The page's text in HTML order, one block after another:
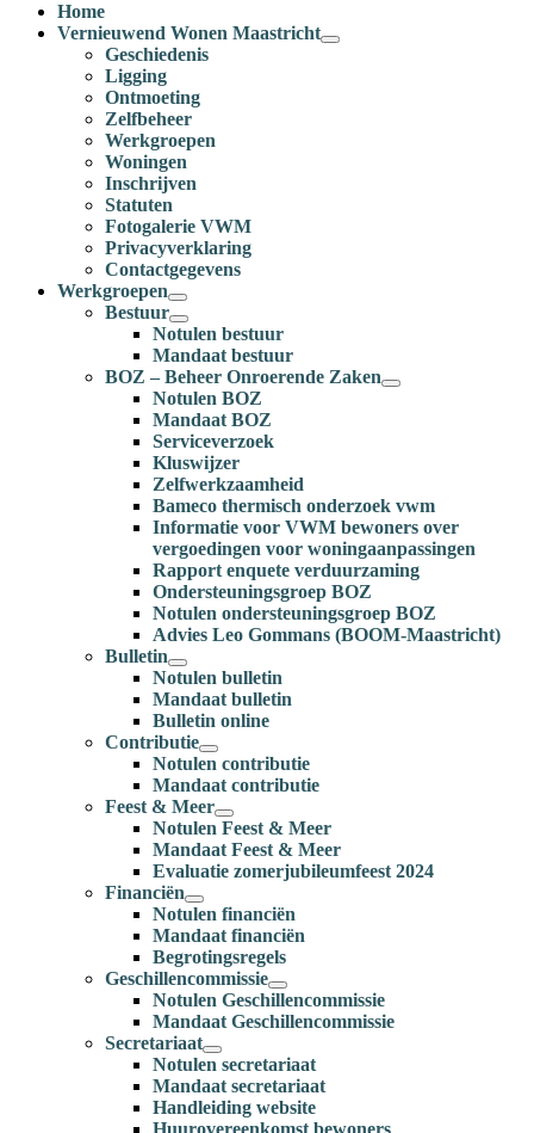
Home
Vernieuwend Wonen Maastricht
Geschiedenis
Ligging
Ontmoeting
Zelfbeheer
Werkgroepen
Woningen
Inschrijven
Statuten
Fotogalerie VWM
Privacyverklaring
Contactgegevens
Werkgroepen
Bestuur
Notulen bestuur
Mandaat bestuur
BOZ – Beheer Onroerende Zaken
Notulen BOZ
Mandaat BOZ
Serviceverzoek
Kluswijzer
Zelfwerkzaamheid
Bameco thermisch onderzoek vwm
Informatie voor VWM bewoners over
vergoedingen voor woningaanpassingen
Rapport enquete verduurzaming
Ondersteuningsgroep BOZ
Notulen ondersteuningsgroep BOZ
Advies Leo Gommans (BOOM-Maastricht)
Bulletin
Notulen bulletin
Mandaat bulletin
Bulletin online
Contributie
Notulen contributie
Mandaat contributie
Feest & Meer
Notulen Feest & Meer
Mandaat Feest & Meer
Evaluatie zomerjubileumfeest 2024
Financiën
Notulen financiën
Mandaat financiën
Begrotingsregels
Geschillencommissie
Notulen Geschillencommissie
Mandaat Geschillencommissie
Secretariaat
Notulen secretariaat
Mandaat secretariaat
Handleiding website
Huurovereenkomst bewoners